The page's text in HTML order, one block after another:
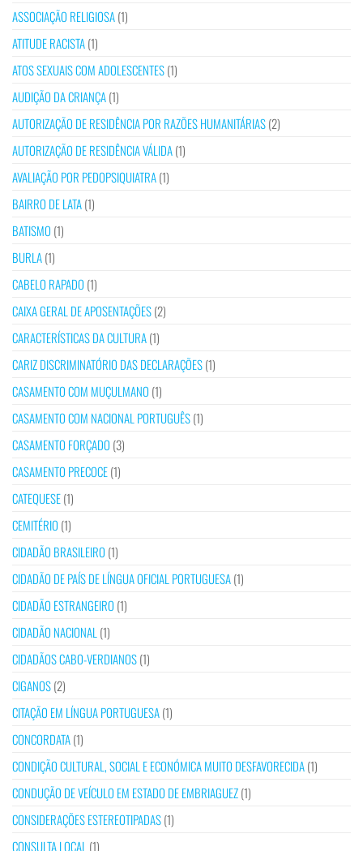
ASSOCIAÇÃO RELIGIOSA(1)
ATITUDE RACISTA(1)
ATOS SEXUAIS COM ADOLESCENTES(1)
AUDIÇÃO DA CRIANÇA(1)
AUTORIZAÇÃO DE RESIDÊNCIA POR RAZÕES HUMANITÁRIAS(2)
AUTORIZAÇÃO DE RESIDÊNCIA VÁLIDA(1)
AVALIAÇÃO POR PEDOPSIQUIATRA(1)
BAIRRO DE LATA(1)
BATISMO (1)
BURLA(1)
CABELO RAPADO (1)
CAIXA GERAL DE APOSENTAÇÕES(2)
CARACTERÍSTICAS DA CULTURA(1)
CARIZ DISCRIMINATÓRIO DAS DECLARAÇÕES(1)
CASAMENTO COM MUÇULMANO (1)
CASAMENTO COM NACIONAL PORTUGUÊS(1)
CASAMENTO FORÇADO (3)
CASAMENTO PRECOCE(1)
CATEQUESE(1)
CEMITÉRIO (1)
CIDADÃO BRASILEIRO (1)
CIDADÃO DE PAÍS DE LÍNGUA OFICIAL PORTUGUESA(1)
CIDADÃO ESTRANGEIRO (1)
CIDADÃO NACIONAL (1)
CIDADÃOS CABO-VERDIANOS(1)
CIGANOS(2)
CITAÇÃO EM LÍNGUA PORTUGUESA(1)
CONCORDATA(1)
CONDIÇÃO CULTURAL, SOCIAL E ECONÓMICA MUITO DESFAVORECIDA(1)
CONDUÇÃO DE VEÍCULO EM ESTADO DE EMBRIAGUEZ(1)
CONSIDERAÇÕES ESTEREOTIPADAS(1)
CONSULTA LOCAL (1)